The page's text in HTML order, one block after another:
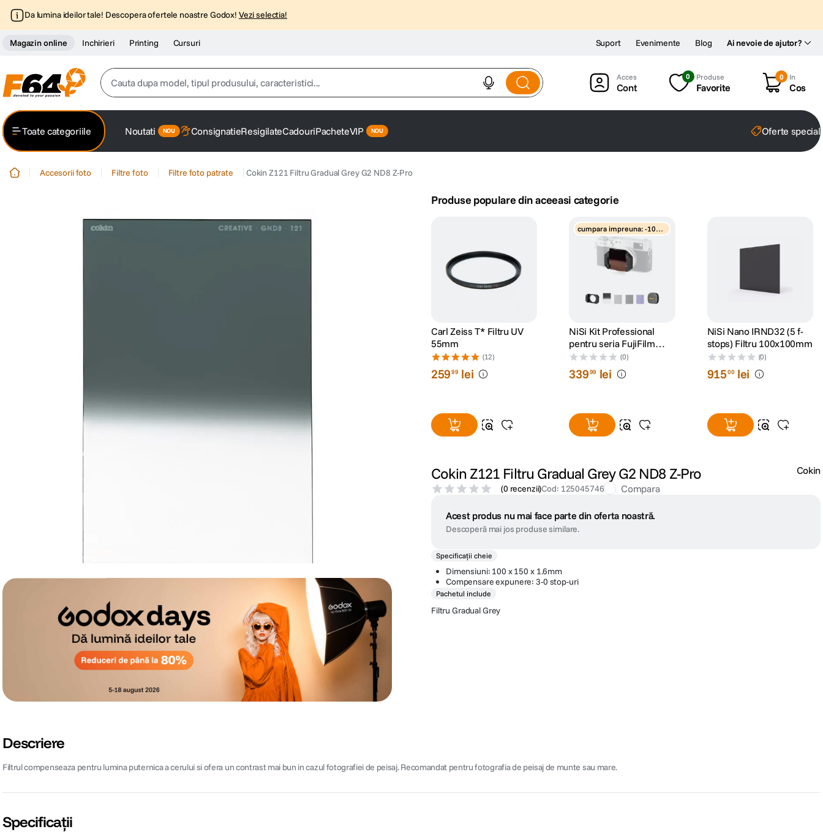
Da lumina ideilor tale! Descopera ofertele noastre Godox! Vezi selectia!
Magazin online Inchirieri Printing Cursuri Ai nevoie de ajutor?
Suport Evenimente Blog
Cauta dupa model, tipul produsului, caracteristici...
2 trepied
10. dji osmo pocket 4
Cont
0 Produse
Favorite
0 In
Cos
Toate categoriile Noutati ConsignatieResigilateCadouriPacheteVIP Oferte
Accesorii foto Filtre foto Filtre foto patrate Cokin Z121 Filtru Gradual Grey G2 ND8 Z-Pro
Produse populare din aceeasi categorie
Carl Zeiss T* Filtru UV
55mm
(12)
25999 lei
cumpara impreuna: -10%
discount
NiSi Kit Professional
pentru seria FujiFilm
X100
(0)
33999 lei
NiSi Nano IRND32 (5 f-
stops) Filtru 100x100mm
(0)
91500 lei
Cokin Z121 Filtru Gradual Grey G2 ND8 Z-Pro
(0 recenzii)Cod: 125045746 Compara
Cokin
Acest produs nu mai face parte din oferta noastră.
Descoperă mai jos produse similare.
Specificații cheie
Dimensiuni: 100 x 150 x 1.6mm
Compensare expunere: 3-0 stop-uri
Pachetul include
Filtru Gradual Grey
Descriere
Filtrul compenseaza pentru lumina puternica a cerului si ofera un contrast mai bun in cazul fotografiei de peisaj. Recomandat pentru fotografia de peisaj de munte sau mare.
Specificații